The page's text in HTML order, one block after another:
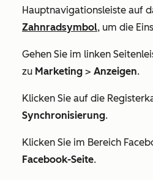
Hauptnavigationsleiste auf
Zahnradsymbol, um die
Gehen Sie im linken
zu Marketing > Anzeigen.
Klicken Sie auf die
Synchronisierung.
Klicken Sie im Bereich
Facebook-Seite.